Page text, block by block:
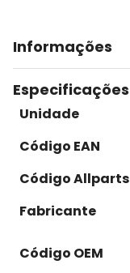
Informações
Especificações
Unidade
Código EAN
Código Allparts
Fabricante
Código OEM